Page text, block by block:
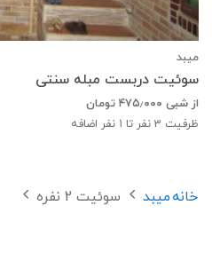
میبد
سوئیت دربست مبله سنتی
از شبی ۴۷۵٫۰۰۰ تومان
ظرفیت 3 نفر تا 1 نفر اضافه
خانهمیبد سوئیت 2 نفره